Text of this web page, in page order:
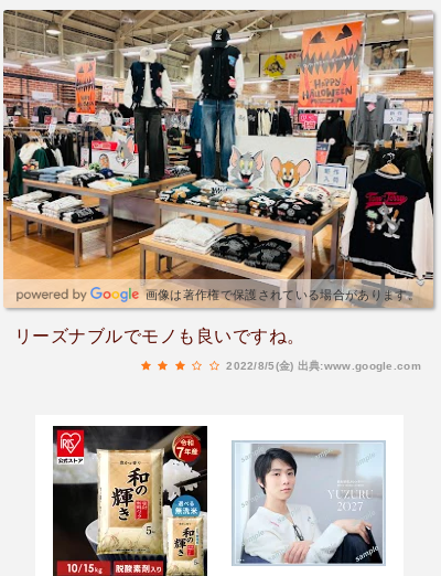
画像は著作権で保護されている場合があります。
リーズナブルでモノも良いですね。
2022/8/5(金) 出典:www.google.com